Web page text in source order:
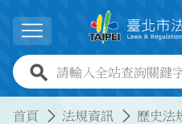
展開選單
全站查詢關鍵字欄位
首頁 法規資訊 歷史法